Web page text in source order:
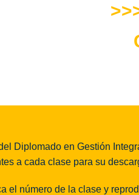
Diplomado en Gestión
a cada clase para su
el número de la clase y